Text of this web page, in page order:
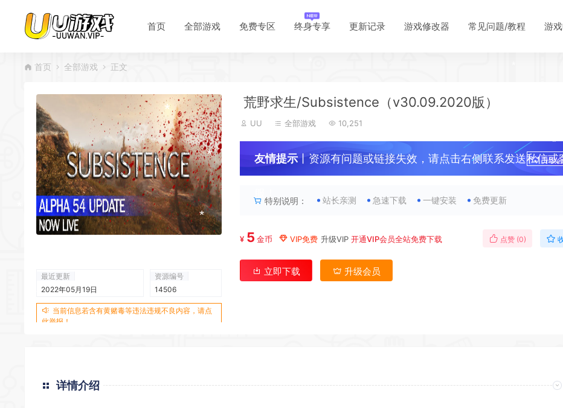
首页 全部游戏 免费专区 终身专享 更新记录 游戏修改器 常见问题/教程 游
首页 全部游戏 正文
最近更新
2022年05月19日
资源编号
14506
当前信息若含有黄赌毒等违法违规不良内容，请点
此举报！
荒野求生/Subsistence（v30.09.2020版）
UU 全部游戏 10,251
友情提示丨资源有问题或链接失效，请点击右侧联系发送私信或
升级
特别说明： 站长亲测 急速下载 一键安装 免费更新
¥ 5 金币 VIP免费 升级VIP 开通VIP会员全站免费下载 点赞 (0)
立即下载 升级会员
详情介绍
*
*
*
*
*
*
*
* *
*
*
*